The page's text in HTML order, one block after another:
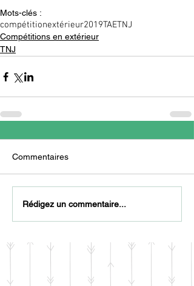
Mots-clés :
compétitionextérieur2019TAETNJ
Compétitions en extérieur
TNJ
Commentaires
Rédigez un commentaire...